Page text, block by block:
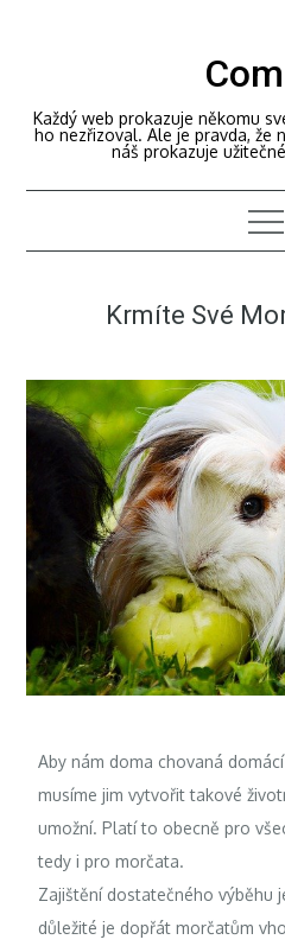
Každý web prokazuje někomu
ho nezřizoval. Ale je pravda, že
náš prokazuje
Krmíte Své
Aby nám doma chovaná
musíme jim vytvořit takové
umožní. Platí to obecně pro
tedy i pro morčata.
Zajištění dostatečného výběhu
důležité je dopřát morčatům